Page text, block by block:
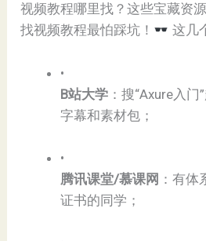
视频教程哪里找？这些宝藏资
找视频教程最怕踩坑！
这几
•
​B站大学​ ：搜“Axure入
字幕和素材包；
•
​腾讯课堂/慕课网​ ：有
证书的同学；